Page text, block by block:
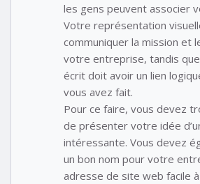
les gens peuvent associer
Votre représentation
communiquer la mission et
votre entreprise, tandis
écrit doit avoir un lien
vous avez fait.
Pour ce faire, vous devez
de présenter votre idée
intéressante. Vous devez
un bon nom pour votre
adresse de site web facile